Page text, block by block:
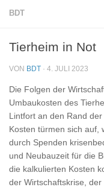
BDT
Tierheim in Not
VON BDT · 4. JULI 2023
Die Folgen der
Umbaukosten des
Lintfort an den Rand
Kosten türmen sich auf,
durch Spenden
und Neubauzeit für die
die kalkulierten Kosten
der Wirtschaftskrise,